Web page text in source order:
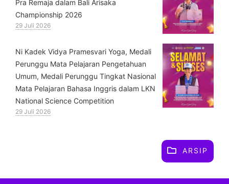
Pra Remaja dalam Bali Arisaka
Championship 2026
29 Juli 2026
⁠Ni Kadek Vidya Pramesvari Yoga, Medali
Perunggu Mata Pelajaran Pengetahuan
Umum, Medali Perunggu Tingkat Nasional
Mata Pelajaran Bahasa Inggris dalam LKN
National Science Competition
29 Juli 2026
ARSIP